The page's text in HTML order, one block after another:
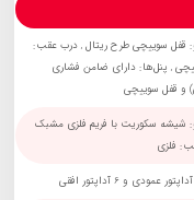
قفل سوییچی طرح ریتال , درب عقب:
, پنل‌ها: دارای ضامن فشاری
و قفل سوییچی
شیشه سکوریت با فریم فلزی مشبک
فلزی